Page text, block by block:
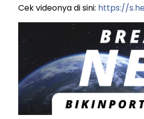
Cek videonya di sini: https://